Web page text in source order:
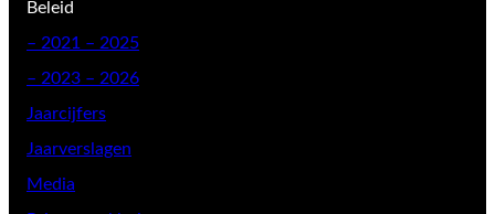
Beleid
– 2021 – 2025
– 2023 – 2026
Jaarcijfers
Jaarverslagen
Media